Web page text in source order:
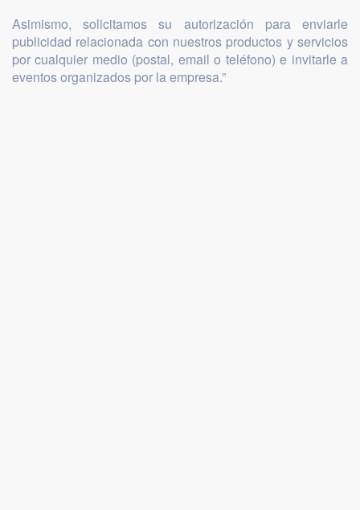
Asimismo, solicitamos su autorización para enviarle
publicidad relacionada con nuestros productos y servicios
por cualquier medio (postal, email o teléfono) e invitarle a
eventos organizados por la empresa.”